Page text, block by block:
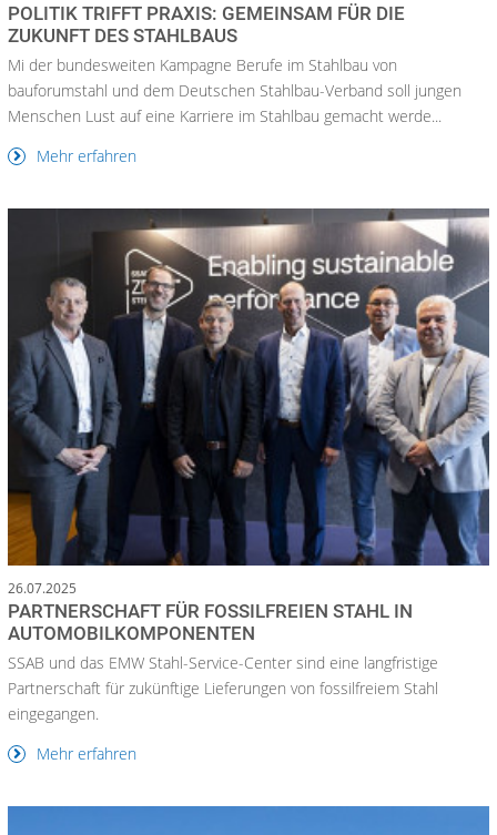
POLITIK TRIFFT PRAXIS: GEMEINSAM FÜR DIE
ZUKUNFT DES STAHLBAUS
Mi der bundesweiten Kampagne Berufe im Stahlbau von
bauforumstahl und dem Deutschen Stahlbau-Verband soll jungen
Menschen Lust auf eine Karriere im Stahlbau gemacht werde...
Mehr erfahren
26.07.2025
PARTNERSCHAFT FÜR FOSSILFREIEN STAHL IN
AUTOMOBILKOMPONENTEN
SSAB und das EMW Stahl-Service-Center sind eine langfristige
Partnerschaft für zukünftige Lieferungen von fossilfreiem Stahl
eingegangen.
Mehr erfahren